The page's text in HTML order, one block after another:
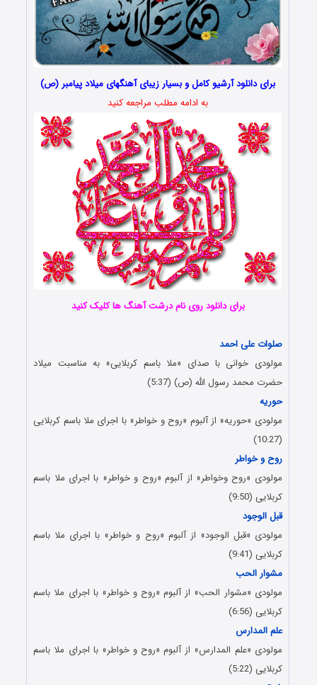
برای دانلود آرشیو کامل و بسیار زیبای آهنگهای میلاد پیامبر (ص)
به ادامه مطلب مراجعه کنید
برای دانلود روی نام درشت آهنگ ها کلیک کنید
صلوات علی احمد
مولودی خوانی با صدای «ملا باسم کربلایی» به مناسبت میلاد
حضرت محمد رسول الله (ص) (5:37)
حوریه
مولودی «حوریه» از آلبوم «روح و خواطر» با اجرای ملا باسم کربلایی
(10:27)
روح و خواطر
مولودی «روح وخواطر» از آلبوم «روح و خواطر» با اجرای ملا باسم
کربلایی (9:50)
قبل الوجود
مولودی «قبل الوجود» از آلبوم «روح و خواطر» با اجرای ملا باسم
کربلایی (9:41)
مشوار الحب
مولودی «مشوار الحب» از آلبوم «روح و خواطر» با اجرای ملا باسم
کربلایی (6:56)
علم المدارس
مولودی «علم المدارس» از آلبوم «روح و خواطر» با اجرای ملا باسم
کربلایی (5:22)